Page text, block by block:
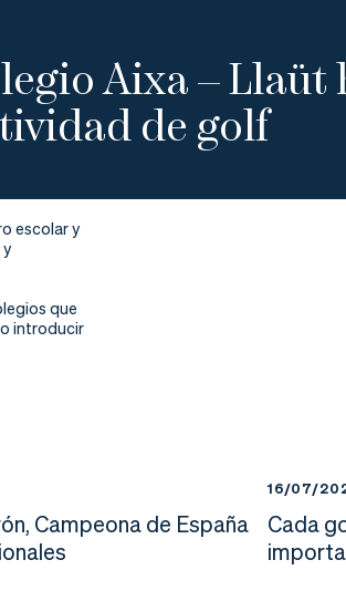
Aixa –
de golf
escolar y
y
que
introducir
Campeona de España
16/07/
Cada